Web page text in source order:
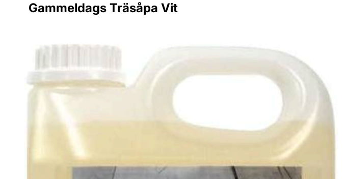
Gammeldags Träsåpa Vit